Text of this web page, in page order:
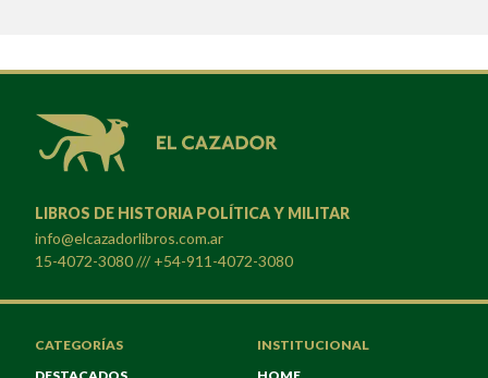
LIBROS DE HISTORIA POLÍTICA Y MILITAR
info@elcazadorlibros.com.ar
15-4072-3080 /// +54-911-4072-3080
CATEGORÍAS
INSTITUCIONAL